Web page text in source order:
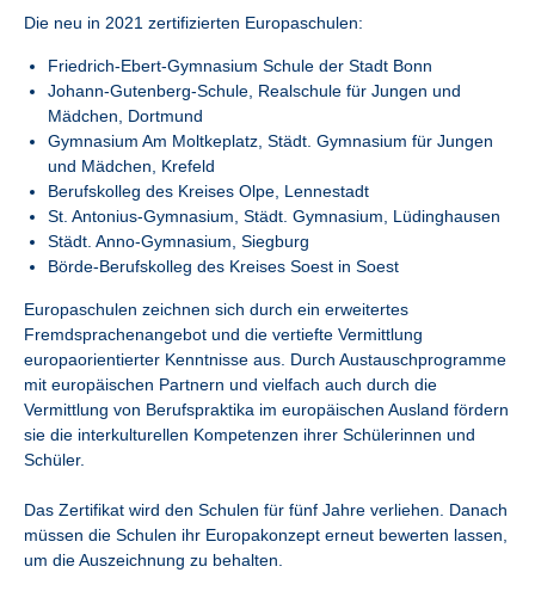
Die neu in 2021 zertifizierten Europaschulen:
Friedrich-Ebert-Gymnasium Schule der Stadt Bonn
Johann-Gutenberg-Schule, Realschule für Jungen und
Mädchen, Dortmund
Gymnasium Am Moltkeplatz, Städt. Gymnasium für Jungen
und Mädchen, Krefeld
Berufskolleg des Kreises Olpe, Lennestadt
St. Antonius-Gymnasium, Städt. Gymnasium, Lüdinghausen
Städt. Anno-Gymnasium, Siegburg
Börde-Berufskolleg des Kreises Soest in Soest
Europaschulen zeichnen sich durch ein erweitertes
Fremdsprachenangebot und die vertiefte Vermittlung
europaorientierter Kenntnisse aus. Durch Austauschprogramme
mit europäischen Partnern und vielfach auch durch die
Vermittlung von Berufspraktika im europäischen Ausland fördern
sie die interkulturellen Kompetenzen ihrer Schülerinnen und
Schüler.
Das Zertifikat wird den Schulen für fünf Jahre verliehen. Danach
müssen die Schulen ihr Europakonzept erneut bewerten lassen,
um die Auszeichnung zu behalten.